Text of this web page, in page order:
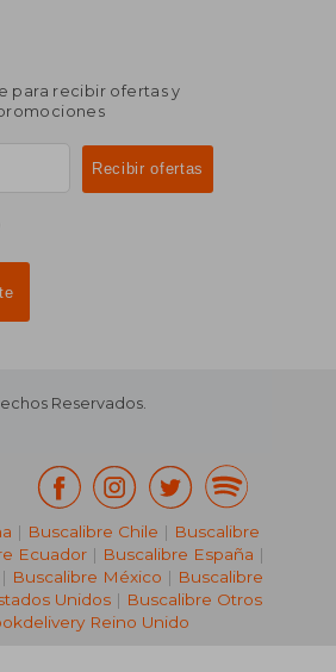
para recibir ofertas y
Reservados.
| Buscalibre Chile | Buscalibre
Ecuador | Buscalibre España |
Buscalibre México | Buscalibre
Unidos| Buscalibre Otros
Reino Unido